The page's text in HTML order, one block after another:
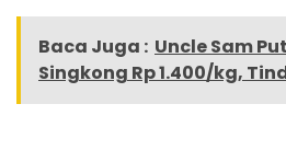
Baca Juga : Uncle Sam
Singkong Rp 1.400/kg,